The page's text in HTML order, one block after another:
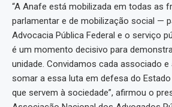
“A Anafe está mobilizada em todas as
parlamentar e de mobilização social —
Advocacia Pública Federal e o serviço
é um momento decisivo para
unidade. Convidamos cada associado
somar a essa luta em defesa do
que servem à sociedade”, afirmou o